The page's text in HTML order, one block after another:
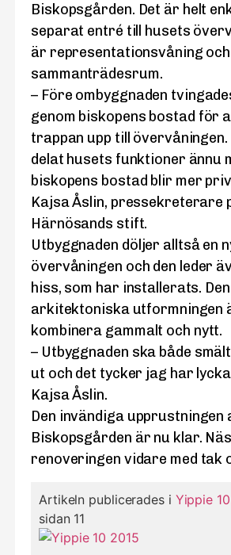
Biskopsgården. Det är helt
separat entré till husets
är representationsvåning och
sammanträdesrum.
– Före ombyggnaden
genom biskopens bostad för
trappan upp till övervåningen.
delat husets funktioner ännu
biskopens bostad blir mer
Kajsa Åslin, pressekreterare
Härnösands stift.
Utbyggnaden döljer alltså en
övervåningen och den leder
hiss, som har installerats. Den
arkitektoniska utformningen
kombinera gammalt och nytt.
– Utbyggnaden ska både
ut och det tycker jag har
Kajsa Åslin.
Den invändiga upprustningen
Biskopsgården är nu klar.
renoveringen vidare med tak
Artikeln publicerades i Yippie
sidan 11